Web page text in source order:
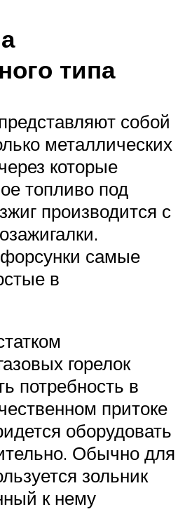
типа
собой
металлических
которые
топливо под
производится с
самые
в
горелок
потребность в
притоке
оборудовать
Обычно для
зольник
к нему